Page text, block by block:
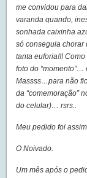
me convidou para
varanda quando,
sonhada caixinha
só conseguia chorar
tanta euforia!!!
foto do
Massss…para não
da “comemoração”
do celular)… rsrs..
Meu pedido foi
O Noivado.
Um mês após o